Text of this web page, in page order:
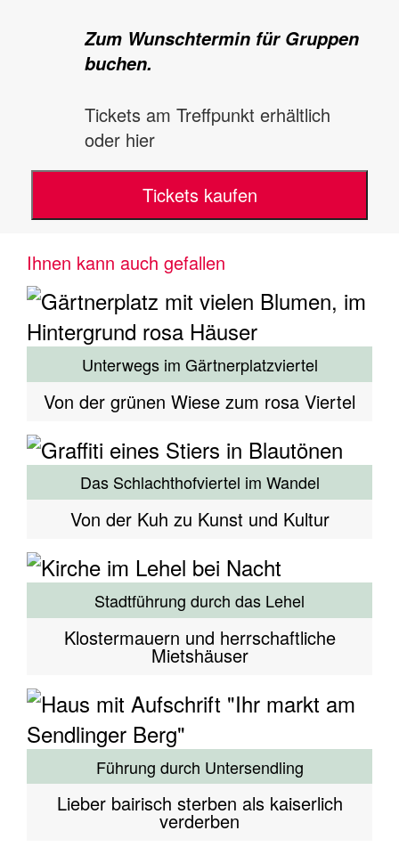
Zum Wunschtermin für Gruppen
buchen.
Tickets am Treffpunkt erhältlich
oder hier
Tickets kaufen
Ihnen kann auch gefallen
Unterwegs im Gärtnerplatzviertel
Von der grünen Wiese zum rosa Viertel
Das Schlachthofviertel im Wandel
Von der Kuh zu Kunst und Kultur
Stadtführung durch das Lehel
Klostermauern und herrschaftliche
Mietshäuser
Führung durch Untersendling
Lieber bairisch sterben als kaiserlich
verderben